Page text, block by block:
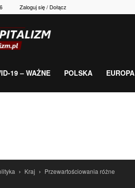
Zaloguj się / Dołącz
gospodarka,
19 – WAŻNE POLSKA EUROPA
Kraj Przewartościowania różne